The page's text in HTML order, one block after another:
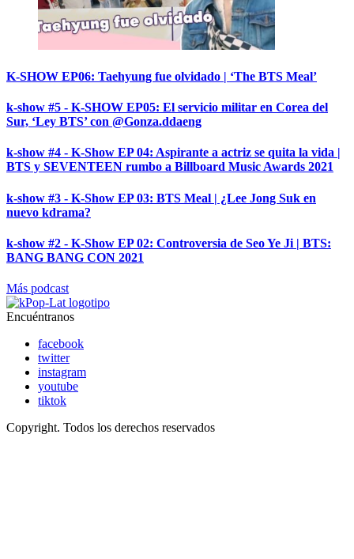
K-SHOW EP06: Taehyung fue olvidado | ‘The BTS Meal’
k-show #5 - K-SHOW EP05: El servicio militar en Corea del
Sur, ‘Ley BTS’ con @Gonza.ddaeng
k-show #4 - K-Show EP 04: Aspirante a actriz se quita la vida |
BTS y SEVENTEEN rumbo a Billboard Music Awards 2021
k-show #3 - K-Show EP 03: BTS Meal | ¿Lee Jong Suk en
nuevo kdrama?
k-show #2 - K-Show EP 02: Controversia de Seo Ye Ji | BTS:
BANG BANG CON 2021
Más podcast
Encuéntranos
facebook
twitter
instagram
youtube
tiktok
Copyright. Todos los derechos reservados